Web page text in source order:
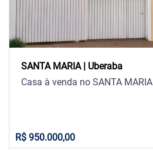
SANTA MARIA | Uberaba
Casa à venda no SANTA MARIA
R$ 950.000,00